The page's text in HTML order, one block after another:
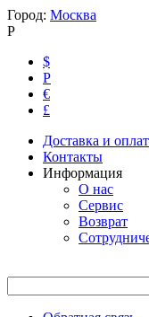
Город: Москва
Р
$
Р
€
£
Доставка и
Контакты
Информация
О нас
Сервис
Возврат